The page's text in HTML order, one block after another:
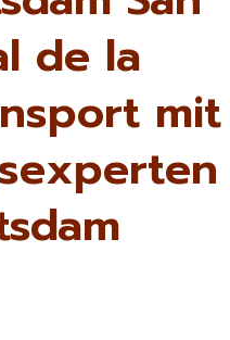
de la
mit